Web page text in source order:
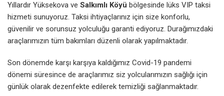
Yıllardır Yüksekova ve Salkımlı Köyü bölgesinde lüks VIP taksi
hizmeti sunuyoruz. Taksi ihtiyaçlarınız için size konforlu,
güvenilir ve sorunsuz yolculuğu garanti ediyoruz. Durağımızdaki
araçlarımızın tüm bakımları düzenli olarak yapılmaktadır.
Son dönemde karşı karşıya kaldığımız Covid-19 pandemi
dönemi süresince de araçlarımız siz yolcularımızın sağlığı için
günlük olarak dezenfekte edilerek temizliği sağlanmaktadır.